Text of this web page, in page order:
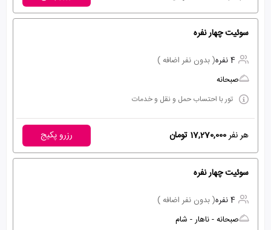
سوئیت چهار نفره
4 نفره
( بدون نفر اضافه )
صبحانه
تور با احتساب حمل و نقل و خدمات
هر نفر17,270,000 تومان رزرو پکیج
سوئیت چهار نفره
4 نفره
( بدون نفر اضافه )
صبحانه - ناهار - شام